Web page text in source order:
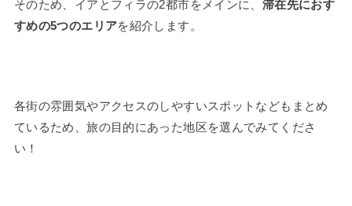
そのため、イアとフィラの2都市をメインに、 滞在先におす
すめの5つのエリアを紹介します。
各街の雰囲気やアクセスのしやすいスポットなどもまとめ
ているため、旅の目的にあった地区を選んでみてくださ
い！